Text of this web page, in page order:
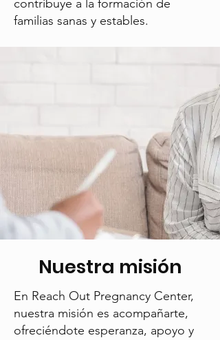
contribuye a la formación de
familias sanas y estables.
Nuestra misión
En Reach Out Pregnancy Center,
nuestra misión es acompañarte,
ofreciéndote esperanza, apoyo y